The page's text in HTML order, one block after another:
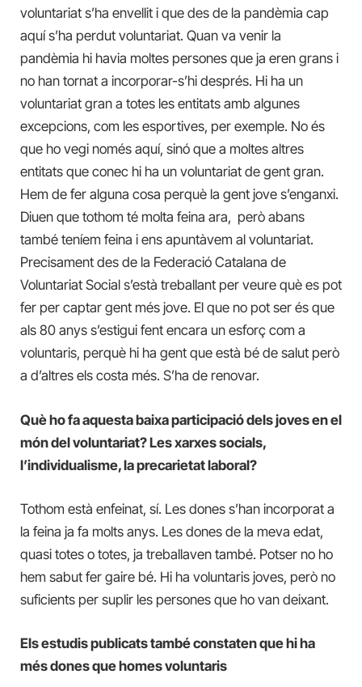
voluntariat s’ha envellit i que des de la pandèmia cap
aquí s’ha perdut voluntariat. Quan va venir la
pandèmia hi havia moltes persones que ja eren grans i
no han tornat a incorporar-s’hi després. Hi ha un
voluntariat gran a totes les entitats amb algunes
excepcions, com les esportives, per exemple. No és
que ho vegi només aquí, sinó que a moltes altres
entitats que conec hi ha un voluntariat de gent gran.
Hem de fer alguna cosa perquè la gent jove s’enganxi.
Diuen que tothom té molta feina ara, però abans
també teníem feina i ens apuntàvem al voluntariat.
Precisament des de la Federació Catalana de
Voluntariat Social s’està treballant per veure què es pot
fer per captar gent més jove. El que no pot ser és que
als 80 anys s’estigui fent encara un esforç com a
voluntaris, perquè hi ha gent que està bé de salut però
a d’altres els costa més. S’ha de renovar.
Què ho fa aquesta baixa participació dels joves en el
món del voluntariat? Les xarxes socials,
l’individualisme, la precarietat laboral?
Tothom està enfeinat, sí. Les dones s’han incorporat a
la feina ja fa molts anys. Les dones de la meva edat,
quasi totes o totes, ja treballaven també. Potser no ho
hem sabut fer gaire bé. Hi ha voluntaris joves, però no
suficients per suplir les persones que ho van deixant.
Els estudis publicats també constaten que hi ha
més dones que homes voluntaris